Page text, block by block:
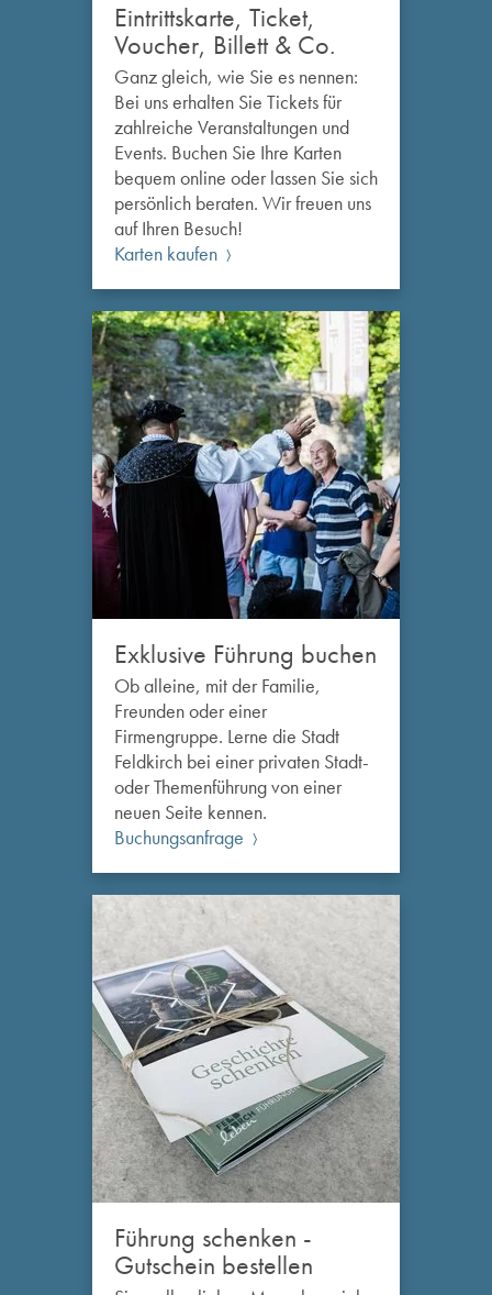
Eintrittskarte, Ticket,
Voucher, Billett & Co.
Ganz gleich, wie Sie es nennen:
Bei uns erhalten Sie Tickets für
zahlreiche Veranstaltungen und
Events. Buchen Sie Ihre Karten
bequem online oder lassen Sie sich
persönlich beraten. Wir freuen uns
auf Ihren Besuch!
Karten kaufen
Exklusive Führung buchen
Ob alleine, mit der Familie,
Freunden oder einer
Firmengruppe. Lerne die Stadt
Feldkirch bei einer privaten Stadt-
oder Themenführung von einer
neuen Seite kennen.
Buchungsanfrage
Führung schenken -
Gutschein bestellen